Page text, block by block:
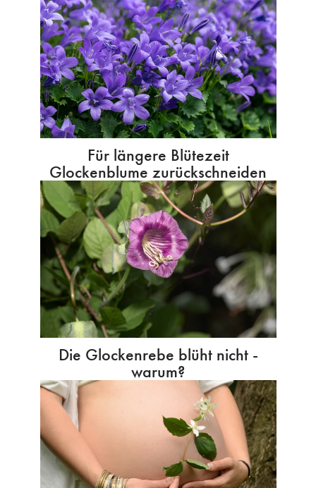
Für längere Blütezeit
Glockenblume zurückschneiden
Die Glockenrebe blüht nicht -
warum?